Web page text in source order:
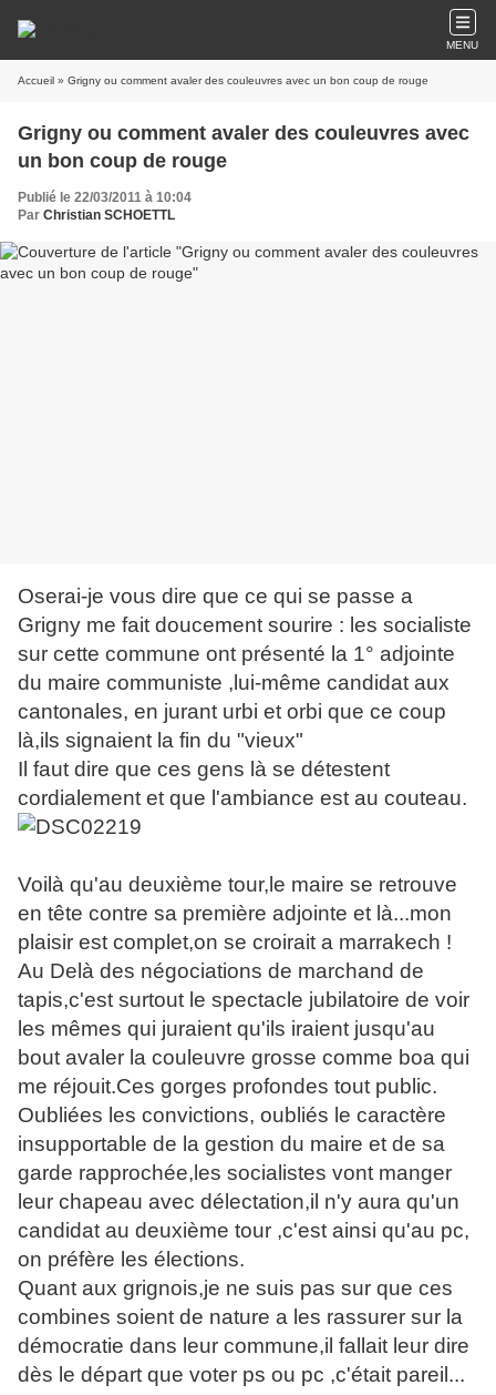
MENU
Accueil » Grigny ou comment avaler des couleuvres avec un bon coup de rouge
Grigny ou comment avaler des couleuvres avec
un bon coup de rouge
Publié le 22/03/2011 à 10:04
Par Christian SCHOETTL
Oserai-je vous dire que ce qui se passe a
Grigny me fait doucement sourire : les socialiste
sur cette commune ont présenté la 1° adjointe
du maire communiste ,lui-même candidat aux
cantonales, en jurant urbi et orbi que ce coup
là,ils signaient la fin du "vieux"
Il faut dire que ces gens là se détestent
cordialement et que l'ambiance est au couteau.
Voilà qu'au deuxième tour,le maire se retrouve
en tête contre sa première adjointe et là...mon
plaisir est complet,on se croirait a marrakech !
Au Delà des négociations de marchand de
tapis,c'est surtout le spectacle jubilatoire de voir
les mêmes qui juraient qu'ils iraient jusqu'au
bout avaler la couleuvre grosse comme boa qui
me réjouit.Ces gorges profondes tout public.
Oubliées les convictions, oubliés le caractère
insupportable de la gestion du maire et de sa
garde rapprochée,les socialistes vont manger
leur chapeau avec délectation,il n'y aura qu'un
candidat au deuxième tour ,c'est ainsi qu'au pc,
on préfère les élections.
Quant aux grignois,je ne suis pas sur que ces
combines soient de nature a les rassurer sur la
démocratie dans leur commune,il fallait leur dire
dès le départ que voter ps ou pc ,c'était pareil...